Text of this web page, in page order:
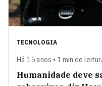
TECNOLOGIA
Há 15 anos • 1 min de
Humanidade deve